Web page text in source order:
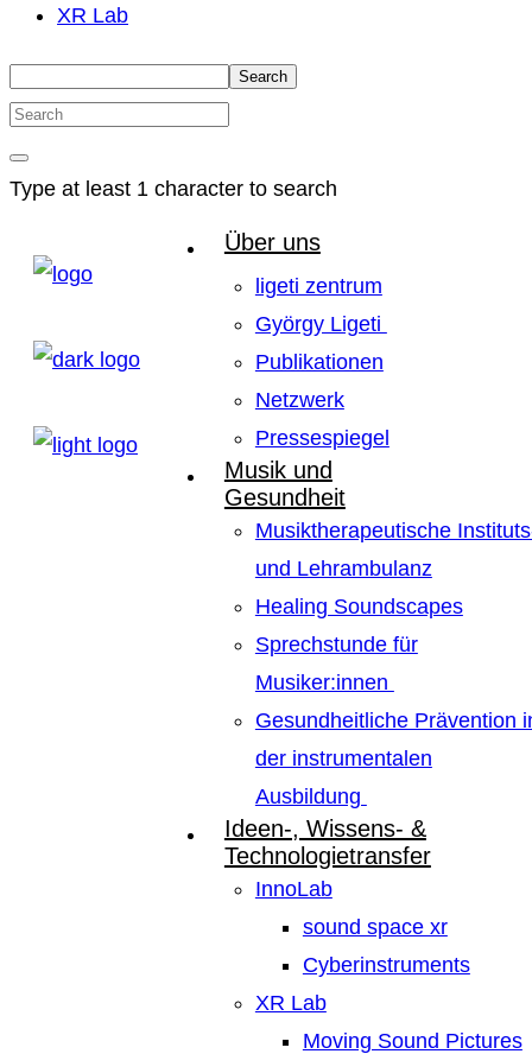
XR Lab
Search
Type at least 1 character to search
Über uns
ligeti zentrum
György Ligeti
Publikationen
Netzwerk
Pressespiegel
Musik und
Gesundheit
Musiktherapeutische
und Lehrambulanz
Healing Soundscapes
Sprechstunde für
Musiker:innen
Gesundheitliche Prävention
der instrumentalen
Ausbildung
Ideen-, Wissens- &
Technologietransfer
InnoLab
sound space xr
Cyberinstruments
XR Lab
Moving Sound Pictures